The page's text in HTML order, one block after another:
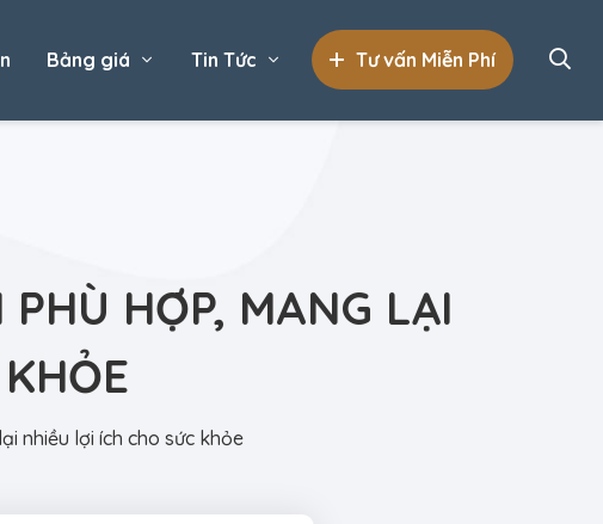
Bảng giá Tin Tức Tư vấn Miễn Phí
HỢP, MANG LẠI
nhiều lợi ích cho sức khỏe